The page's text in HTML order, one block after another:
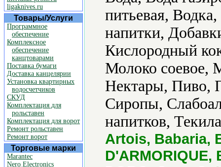
ligaknives.ru
Товары/Услуги
Программное
обеспечение
Комплексное
обеспечение
канцтоварами
Поставка бумаги
Доставка канцелярии
Установка квартирных
водосчетчиков
СКУД
Комплектация для
рольставен
Комплектация для ворот
Ремонт рольставен
Ремонт ворот
Торговые марки
Marantec
Nero Electronics
питьевая,
напитки,
Кислородный
Молоко соевое,
Нектары, Пиво,
Сиропы,
напитков,
Artois, Babaria,
D'ARMORIQUE,